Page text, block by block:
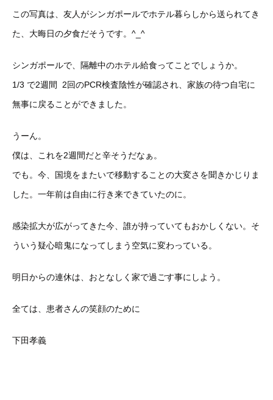
この写真は、友人がシンガポールでホテル暮らしから送られてき
た、大晦日の夕食だそうです。^_^
シンガポールで、隔離中のホテル給食ってことでしょうか。
1/3 で2週間 2回のPCR検査陰性が確認され、家族の待つ自宅に
無事に戻ることができました。
うーん。
僕は、これを2週間だと辛そうだなぁ。
でも。今、国境をまたいで移動することの大変さを聞きかじりま
した。一年前は自由に行き来できていたのに。
感染拡大が広がってきた今、誰が持っていてもおかしくない。そ
ういう疑心暗鬼になってしまう空気に変わっている。
明日からの連休は、おとなしく家で過ごす事にしよう。
全ては、患者さんの笑顔のために
下田孝義